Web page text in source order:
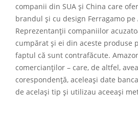
companii din SUA și China care
brandul și cu design Ferragamo pe
Reprezentanții companiilor
cumpărat și ei din aceste produse
faptul că sunt contrafăcute.
comercianților – care, de altfel,
corespondență, aceleași date
de același tip și utilizau aceeași